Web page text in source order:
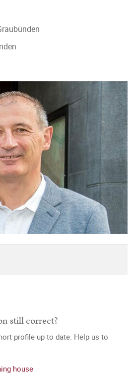
still correct?
profile up to date. Help us to
house